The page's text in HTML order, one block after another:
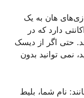
هان به یک
دارد که در
حتی اگر از دیسک
نمی توانید بدون
نام شما، بلیط